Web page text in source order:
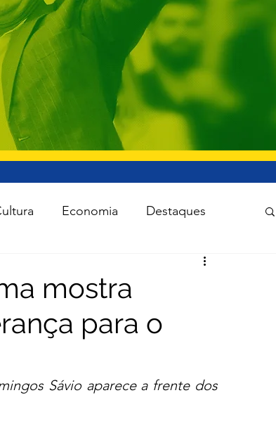
Economia Destaques
Tecnologia Viação e transporte
mostra
para o
Sávio aparece a frente dos